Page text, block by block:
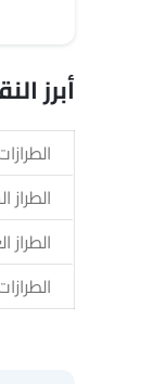
أبرز
الطراز